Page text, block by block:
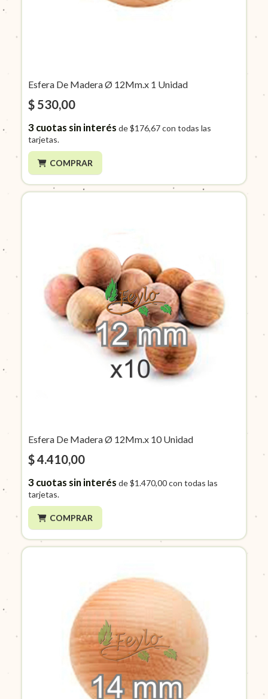
Esfera De Madera Ø 12Mm.x 1 Unidad
$ 530,00
3cuotas sin interés de$176,67con todas las
tarjetas.
COMPRAR
Esfera De Madera Ø 12Mm.x 10 Unidad
$ 4.410,00
3cuotas sin interés de$1.470,00con todas las
tarjetas.
COMPRAR